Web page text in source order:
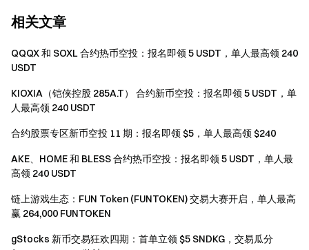
• 老用户邀请
2025年2月17日
相关文章
QQQX 和 SOXL 合约热币空投：报名即领 5 USDT，单人最高领 240
USDT
KIOXIA（铠侠控股 285A.T） 合约新币空投：报名即领 5 USDT，单
人最高领 240 USDT
合约股票专区新币空投 11 期：报名即领 $5，单人最高领 $240
AKE、HOME 和 BLESS 合约热币空投：报名即领 5 USDT，单人最
高领 240 USDT
链上游戏生态：FUN Token (FUNTOKEN) 交易大赛开启，单人最高
赢 264,000 FUNTOKEN
gStocks 新币交易狂欢四期：首单立领 $5 SNDKG，交易瓜分